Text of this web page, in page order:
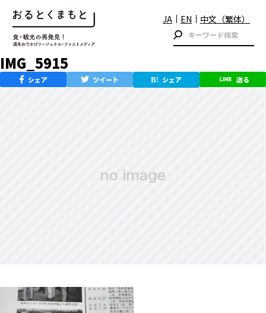
JA EN 中文（繁体）
IMG_5915
シェア ツイート シェア 送る